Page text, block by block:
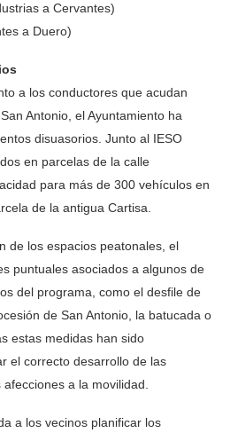
a Cervantes)
a Duero)
a los conductores que acudan
Antonio, el Ayuntamiento ha
disuasorios. Junto al IESO
en parcelas de la calle
para más de 300 vehículos en
de la antigua Cartisa.
de los espacios peatonales, el
puntuales asociados a algunos de
del programa, como el desfile de
de San Antonio, la batucada o
estas medidas han sido
el correcto desarrollo de las
a la movilidad.
a los vecinos planificar los